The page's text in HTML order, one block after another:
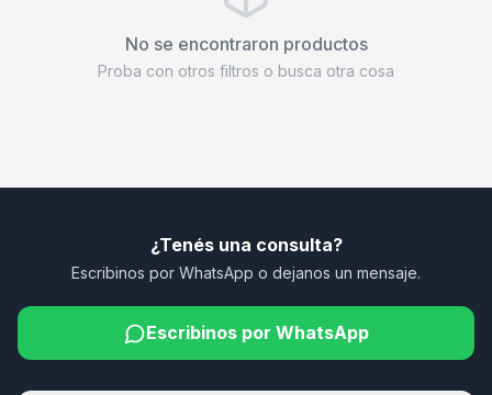
No se encontraron productos
Proba con otros filtros o busca otra cosa
¿Tenés una consulta?
Escribinos por WhatsApp o dejanos un mensaje.
Escribinos por WhatsApp